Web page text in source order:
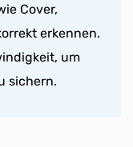
Cover,
erkennen.
um
sichern.